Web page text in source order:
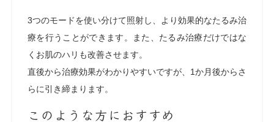
3つのモードを使い分けて照射し、より効果的なたるみ治
療を行うことができます。また、たるみ治療だけではな
くお肌のハリも改善させます。
直後から治療効果がわかりやすいですが、1か月後からさ
らに引き締まります。
このような方におすすめ